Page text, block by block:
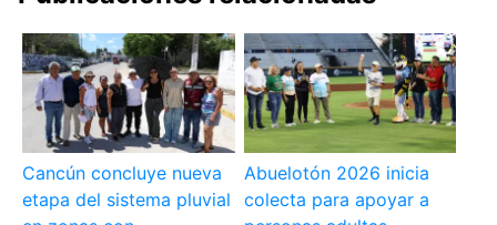
Cancún concluye nueva
etapa del sistema pluvial
Abuelotón 2026 inicia
colecta para apoyar a